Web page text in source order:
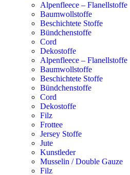
Alpenfleece – Flanellstoffe
Baumwollstoffe
Beschichtete Stoffe
Bündchenstoffe
Cord
Dekostoffe
Alpenfleece – Flanellstoffe
Baumwollstoffe
Beschichtete Stoffe
Bündchenstoffe
Cord
Dekostoffe
Filz
Frottee
Jersey Stoffe
Jute
Kunstleder
Musselin / Double Gauze
Filz